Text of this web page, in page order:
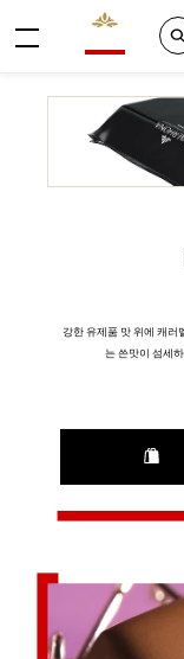
Valrhona -
강한 유제품 맛 위에 캐
는 쓴맛이 섬세